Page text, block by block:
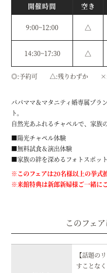
開催時間 空き
9:00~12:00 △
14:30~17:30 △
◎ 予約可 △ 残りわずか ×
パパママ＆マタニティ婚専属プラ
ト。
自然光あふれるチャペルで、家族
■陽光チャペル体験
■無料試食＆演出体験
■家族の絆を深めるフォトスポット
※このフェアは20名様以上の挙式
※来館特典は新郎新婦様ご一緒に
このフェ
【話題の
すことな